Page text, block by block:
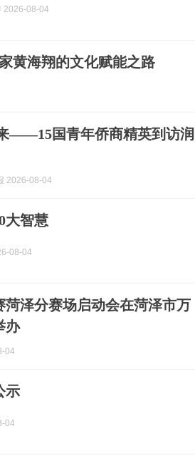
2026-08-04
黄海翔的文化赋能之路
——15国青年侨商精英到访润
2026-08-04
大智慧
08-04
菏泽分赛场启动会在菏泽市万
办
04
示
04